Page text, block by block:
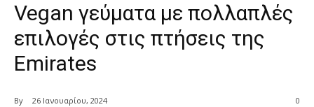
Vegan γεύματα με πολλαπλές
επιλογές στις πτήσεις της
Emirates
By 26 Ιανουαρίου, 2024 0